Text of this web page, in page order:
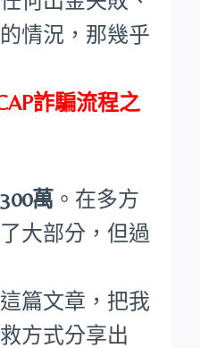
情況，那幾乎
詐騙流程之
300萬 。在多方
大部分，但過
篇文章，把我
方式分享出